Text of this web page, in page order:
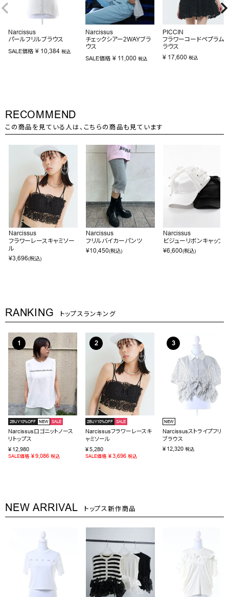
Narcissus
パールフリルブラウス
SALE価格 ¥ 10,384 税込
Narcissus
チェックシアー2WAYブラ
ウス
SALE価格 ¥ 11,000 税込
PICCIN
フラワーコードペプラム
ラウス
¥ 17,600 税込
RECOMMEND
この商品を見ている人は、こちらの商品も見ています
Narcissus
フラワーレースキャミソー
ル
¥3,696(税込)
Narcissus
フリルバイカーパンツ
¥10,450(税込)
Narcissus
ビジューリボンキャップ
¥6,600(税込)
RANKING トップスランキング
2BUY10%OFF NEW SALE
Narcissusロゴニットノース
リトップス
¥ 12,980
SALE価格 ¥9,086 税込
2BUY10%OFF SALE
Narcissusフラワーレースキ
ャミソール
¥5,280
SALE価格 ¥3,696 税込
NEW
Narcissusストライプフリル
ブラウス
¥ 12,320 税込
NEW ARRIVAL トップス新作商品